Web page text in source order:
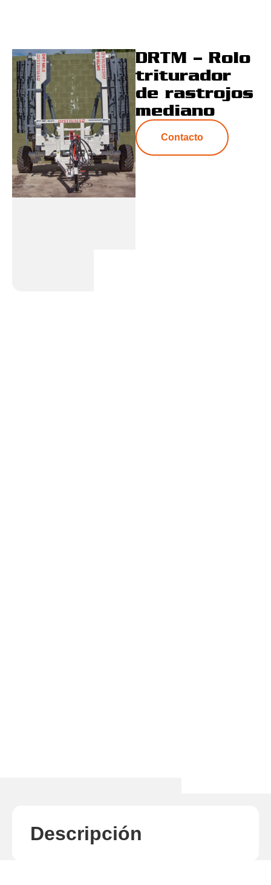
DRTM – Rolo
triturador
de rastrojos
mediano
Contacto
Descripción